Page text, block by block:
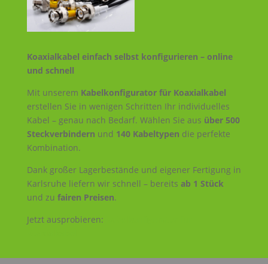
Koaxialkabel einfach selbst konfigurieren – online
und schnell
Mit unserem Kabelkonfigurator für Koaxialkabel
erstellen Sie in wenigen Schritten Ihr individuelles
Kabel – genau nach Bedarf. Wählen Sie aus über 500
Steckverbindern und 140 Kabeltypen die perfekte
Kombination.
Dank großer Lagerbestände und eigener Fertigung in
Karlsruhe liefern wir schnell – bereits ab 1 Stück
und zu fairen Preisen.
Jetzt ausprobieren: